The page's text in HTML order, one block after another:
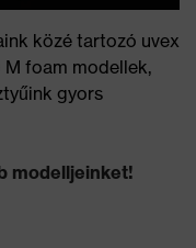
közé tartozó uvex
foam modellek,
gyors
modelljeinket!